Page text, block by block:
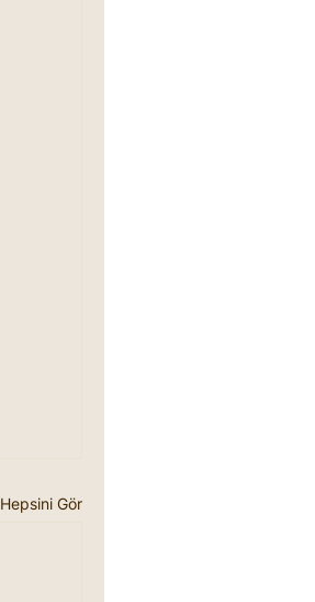
Hepsini Gör